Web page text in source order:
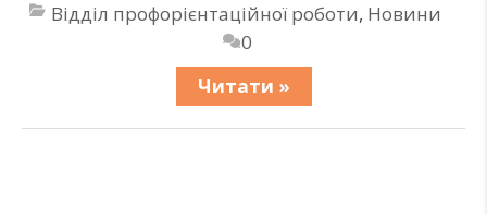
Відділ профорієнтаційної роботи, Новини
0
Читати »